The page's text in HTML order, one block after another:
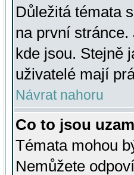
Důležitá témata
na první
kde jsou. Stejně
uživatelé mají
Návrat nahoru
Co to jsou
Témata mohou
Nemůžete